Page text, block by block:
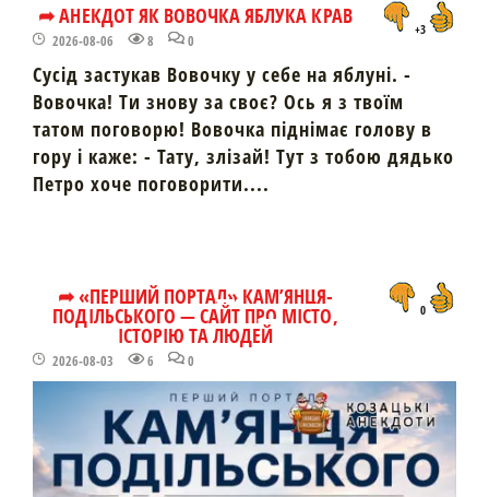
➦ АНЕКДОТ ЯК ВОВОЧКА ЯБЛУКА КРАВ
2026-08-06 8 0
+3
Сусід застукав Вовочку у себе на яблуні. -
Вовочка! Ти знову за своє? Ось я з твоїм
татом поговорю! Вовочка піднімає голову в
гору і каже: - Тату, злізай! Тут з тобою дядько
Петро хоче поговорити....
➦ «ПЕРШИЙ ПОРТАЛ» КАМ’ЯНЦЯ-
ПОДІЛЬСЬКОГО — САЙТ ПРО МІСТО,
ІСТОРІЮ ТА ЛЮДЕЙ
2026-08-03 6 0
0